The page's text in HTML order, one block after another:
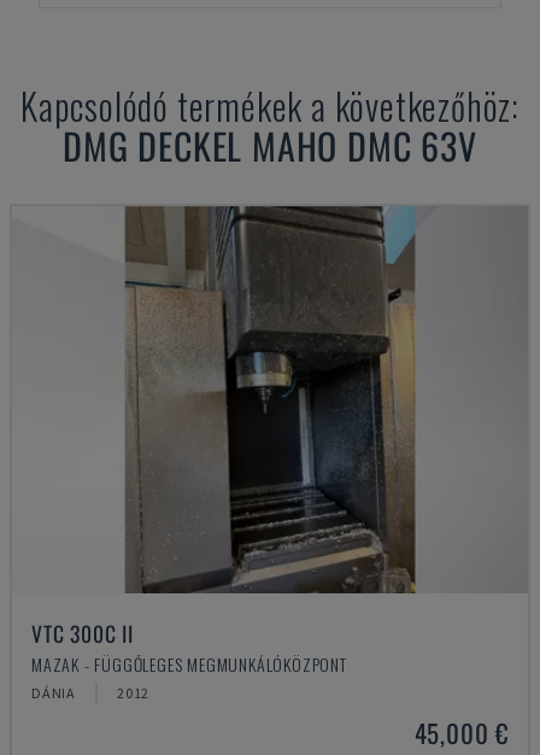
Kapcsolódó termékek a következőhöz:
DMG DECKEL MAHO DMC 63V
VTC 300C II
MAZAK - FÜGGŐLEGES MEGMUNKÁLÓKÖZPONT
DÁNIA 2012
45,000 €